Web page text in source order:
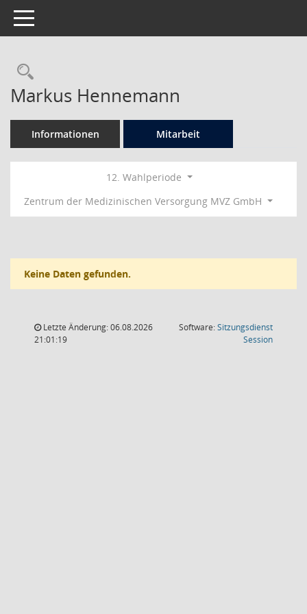
Toggle navigation
Rechercheauswahl
Markus Hennemann
Informationen Mitarbeit
12. Wahlperiode
Zentrum der Medizinischen Versorgung MVZ GmbH
Keine Daten gefunden.
Letzte Änderung: 06.08.2026
21:01:19
Software:Sitzungsdienst
Session(Wird in